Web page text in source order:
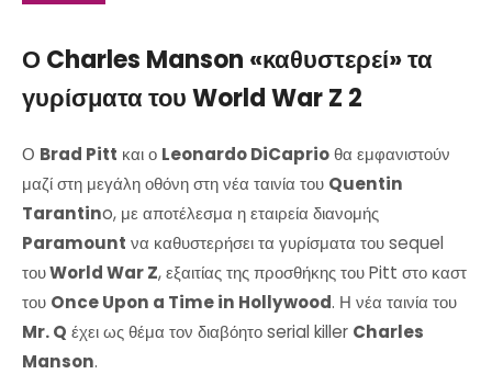
Ο Charles Manson «καθυστερεί» τα
γυρίσματα του World War Z 2
Ο Brad Pitt και ο Leonardo DiCaprioθα εμφανιστούν
μαζί στη μεγάλη οθόνη στη νέα ταινία του Quentin
Tarantino, με αποτέλεσμα η εταιρεία διανομής
Paramount να καθυστερήσει τα γυρίσματα του sequel
τουWorld War Z, εξαιτίας της προσθήκης του Pitt στο καστ
του Once Upon a Time in Hollywood. Η νέα ταινία του
Mr. Q έχει ως θέμα τον διαβόητο serial killer Charles
Manson.